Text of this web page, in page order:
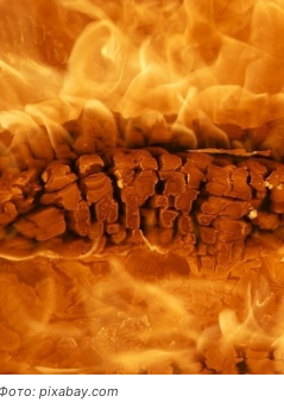
pixabay.com